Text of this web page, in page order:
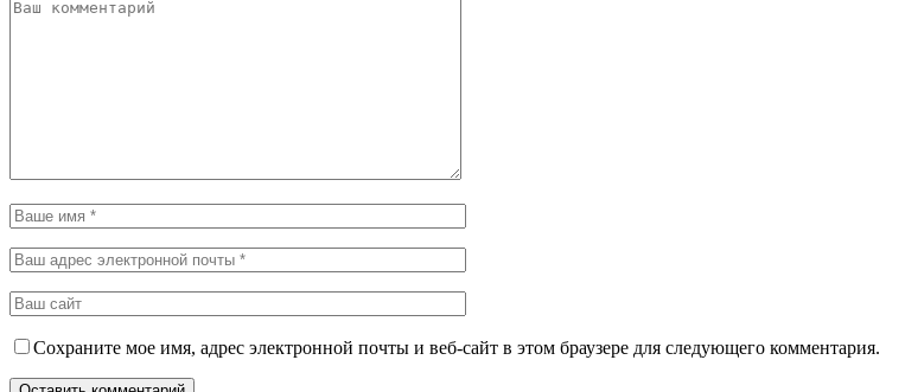
Сохраните мое имя, адрес электронной почты и веб-сайт в этом браузере для следующего комментария.